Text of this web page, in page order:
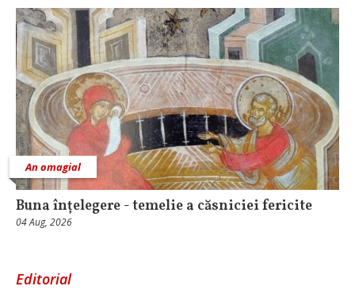
An omagial
Buna înțelegere - temelie a căsniciei fericite
04 Aug, 2026
Editorial